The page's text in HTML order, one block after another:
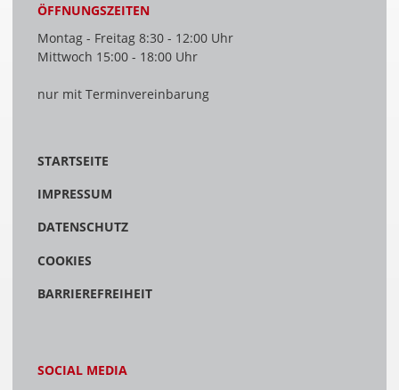
ÖFFNUNGSZEITEN
Montag - Freitag 8:30 - 12:00 Uhr
Mittwoch 15:00 - 18:00 Uhr
nur mit Terminvereinbarung
STARTSEITE
IMPRESSUM
DATENSCHUTZ
COOKIES
BARRIEREFREIHEIT
SOCIAL MEDIA